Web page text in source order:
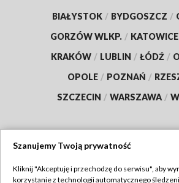
BIAŁYSTOK / BYDGOSZCZ /
GORZÓW WLKP. / KATOWICE
KRAKÓW / LUBLIN / ŁÓDŹ /
OPOLE / POZNAŃ /
SZCZECIN / WARSZAWA /
Szanujemy Twoją prywatność
Kliknij "Akceptuję i przechodzę do serwisu", aby
korzystanie z technologii automatycznego